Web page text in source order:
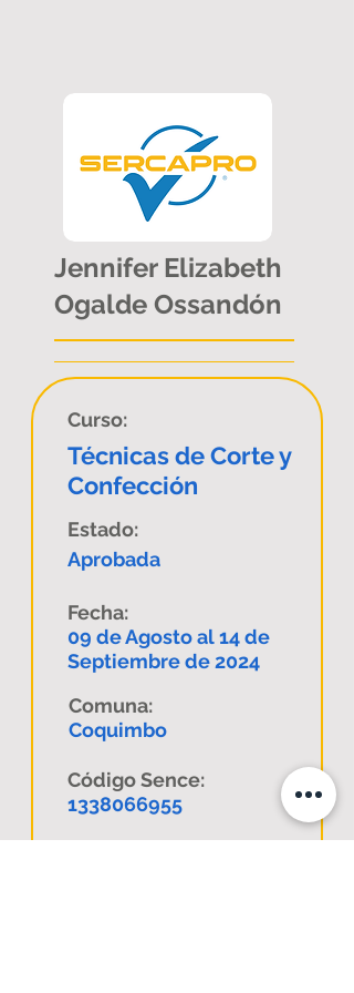
Jennifer Elizabeth
Ogalde Ossandón
Curso:
Técnicas de Corte y
Confección
Estado:
Aprobada
Fecha:
09 de Agosto al 14 de
Septiembre de 2024
Comuna:
Coquimbo
Código Sence:
1338066955